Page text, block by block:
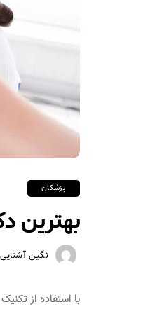
پزشکان
بهترین
نگین آشنایی
با استفاده از